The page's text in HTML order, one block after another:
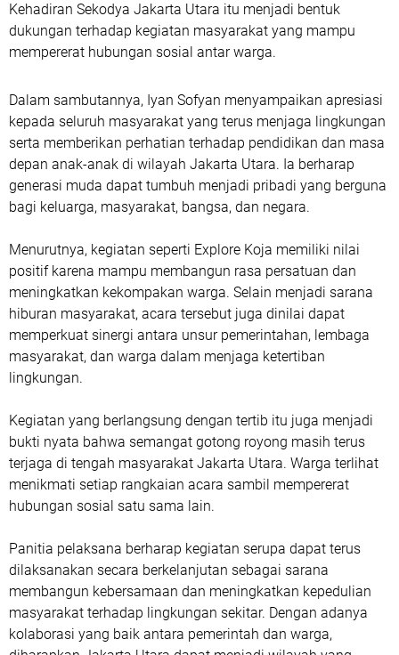
Kehadiran Sekodya Jakarta Utara itu menjadi bentuk
dukungan terhadap kegiatan masyarakat yang mampu
mempererat hubungan sosial antar warga.
Dalam sambutannya, Iyan Sofyan menyampaikan apresiasi
kepada seluruh masyarakat yang terus menjaga lingkungan
serta memberikan perhatian terhadap pendidikan dan masa
depan anak-anak di wilayah Jakarta Utara. Ia berharap
generasi muda dapat tumbuh menjadi pribadi yang berguna
bagi keluarga, masyarakat, bangsa, dan negara.
Menurutnya, kegiatan seperti Explore Koja memiliki nilai
positif karena mampu membangun rasa persatuan dan
meningkatkan kekompakan warga. Selain menjadi sarana
hiburan masyarakat, acara tersebut juga dinilai dapat
memperkuat sinergi antara unsur pemerintahan, lembaga
masyarakat, dan warga dalam menjaga ketertiban
lingkungan.
Kegiatan yang berlangsung dengan tertib itu juga menjadi
bukti nyata bahwa semangat gotong royong masih terus
terjaga di tengah masyarakat Jakarta Utara. Warga terlihat
menikmati setiap rangkaian acara sambil mempererat
hubungan sosial satu sama lain.
Panitia pelaksana berharap kegiatan serupa dapat terus
dilaksanakan secara berkelanjutan sebagai sarana
membangun kebersamaan dan meningkatkan kepedulian
masyarakat terhadap lingkungan sekitar. Dengan adanya
kolaborasi yang baik antara pemerintah dan warga,